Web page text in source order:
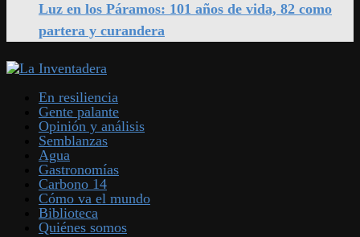
Luz en los Páramos: 101 años de vida, 82 como
partera y curandera
En resiliencia
Gente palante
Opinión y análisis
Semblanzas
Agua
Gastronomías
Carbono 14
Cómo va el mundo
Biblioteca
Quiénes somos